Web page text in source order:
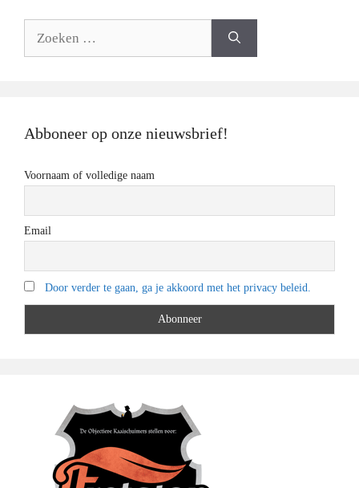
Abboneer op onze nieuwsbrief!
Voornaam of volledige naam
Email
Door verder te gaan, ga je akkoord met het privacy beleid.